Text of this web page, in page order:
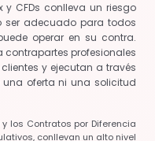
y CFDs conlleva un riesgo
ser adecuado para todos
operar en su contra.
contrapartes profesionales
y ejecutan a través
una oferta ni una solicitud
los Contratos por Diferencia
conllevan un alto nivel